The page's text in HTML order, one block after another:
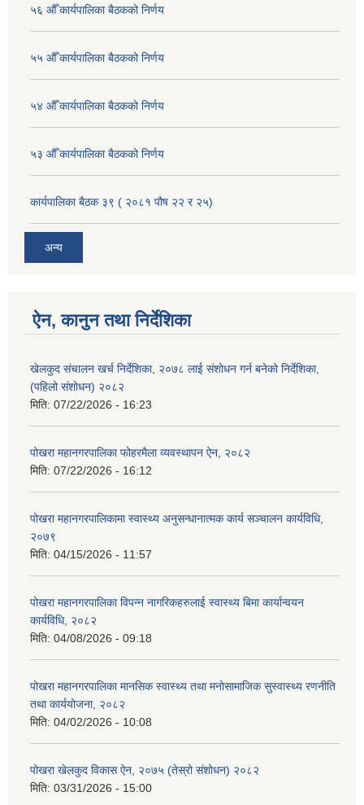
५६ औँ कार्यपालिका बैठकको निर्णय
५५ औँ कार्यपालिका बैठकको निर्णय
५४ औँ कार्यपालिका बैठकको निर्णय
५३ औँ कार्यपालिका बैठकको निर्णय
कार्यपालिका बैठक ३९ ( २०८१ पौष २२ र २५)
अन्य
ऐन, कानुन तथा निर्देशिका
खेलकुद संचालन खर्च निर्देशिका, २०७८ लाई संशोधन गर्न बनेको निर्देशिका,
(पहिलो संशोधन) २०८२
मिति: 07/22/2026 - 16:23
पोखरा महानगरपालिका फोहरमैला व्यवस्थापन ऐन, २०८२
मिति: 07/22/2026 - 16:12
पोखरा महानगरपालिकामा स्वास्थ्य अनुसन्धानात्मक कार्य सञ्चालन कार्यविधि,
२०७९
मिति: 04/15/2026 - 11:57
पोखरा महानगरपालिका विपन्न नागरिकहरुलाई स्वास्थ्य बिमा कार्यान्वयन
कार्यविधि, २०८२
मिति: 04/08/2026 - 09:18
पोखरा महानगरपालिका मानसिक स्वास्थ्य तथा मनोसामाजिक सुस्वास्थ्य रणनीति
तथा कार्ययोजना, २०८२
मिति: 04/02/2026 - 10:08
पोखरा खेलकुद विकास ऐन, २०७५ (तेस्रो संशोधन) २०८२
मिति: 03/31/2026 - 15:00